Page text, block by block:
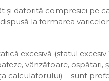
datorită compresiei pe
la formarea
excesivă (statul
vânzătoare, ospătari,
calculatorului) – sunt